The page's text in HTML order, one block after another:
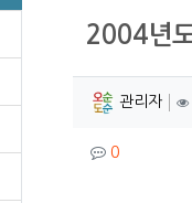
2004년
작성자
관리자작성
컨텐츠
0댓글